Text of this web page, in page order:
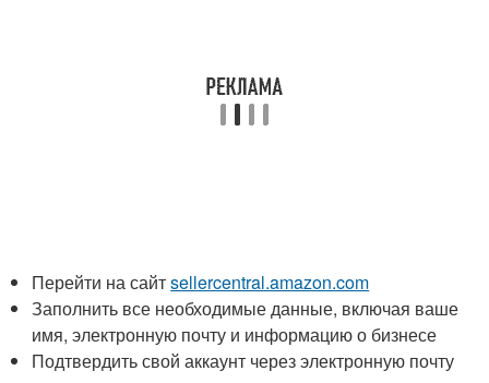
Перейти на сайтsellercentral.amazon.com
Заполнить все необходимые данные, включая ваше
имя, электронную почту и информацию о бизнесе
Подтвердить свой аккаунт через электронную почту